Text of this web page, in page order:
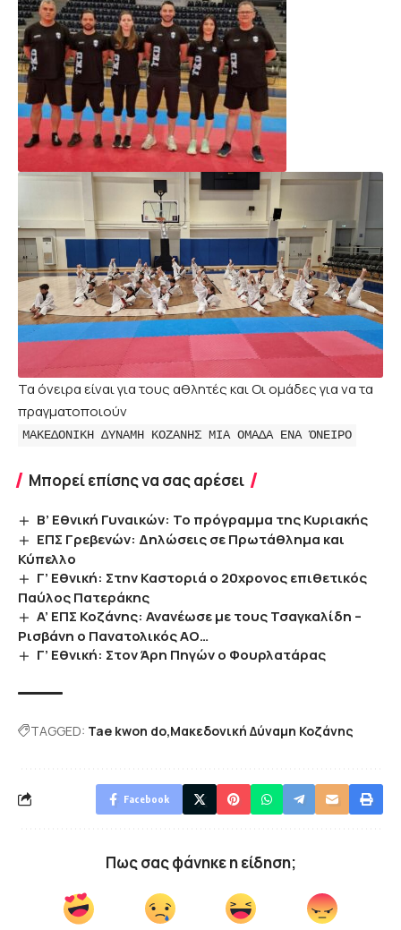
Τα όνειρα είναι για τους αθλητές και Οι ομάδες για να τα
πραγματοποιούν
ΜΑΚΕΔΟΝΙΚΗ ΔΥΝΑΜΗ ΚΟΖΑΝΗΣ ΜΙΑ ΟΜΑΔΑ ΕΝΑ ΌΝΕΙΡΟ
Μπορεί επίσης να σας αρέσει
Β’ Εθνική Γυναικών: Το πρόγραμμα της Κυριακής
ΕΠΣ Γρεβενών: Δηλώσεις σε Πρωτάθλημα και
Κύπελλο
Γ’ Εθνική: Στην Καστοριά ο 20χρονος επιθετικός
Παύλος Πατεράκης
A’ ΕΠΣ Κοζάνης: Ανανέωσε με τους Τσαγκαλίδη –
Ρισβάνη ο Πανατολικός ΑΟ…
Γ’ Εθνική: Στον Άρη Πηγών ο Φουρλατάρας
TAGGED: Tae kwon do Μακεδονική Δύναμη Κοζάνης
Facebook
Πως σας φάνηκε η είδηση;